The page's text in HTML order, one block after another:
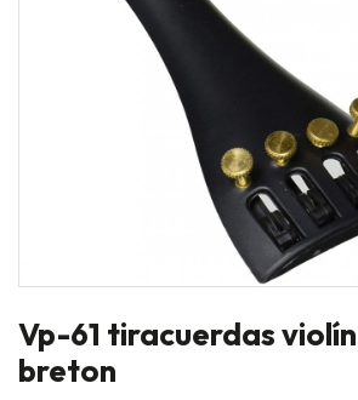
Vp-61 tiracuerdas
breton